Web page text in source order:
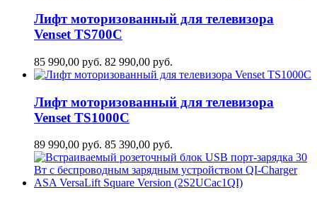
Лифт моторизованный для телевизора
Venset TS700С
85 990,00 руб. 82 990,00 руб.
Лифт моторизованный для телевизора
Venset TS1000C
89 990,00 руб. 85 390,00 руб.